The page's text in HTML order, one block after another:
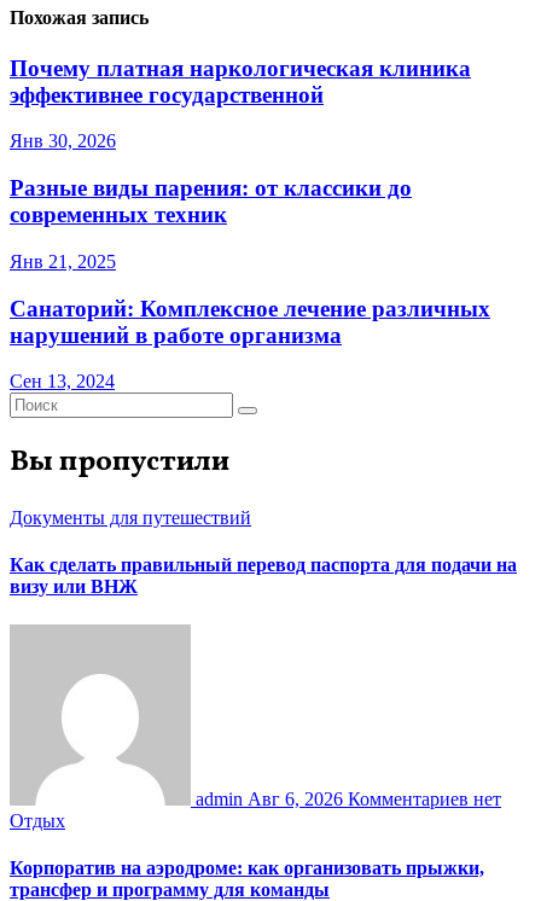
Похожая запись
Почему платная наркологическая клиника
эффективнее государственной
Янв 30, 2026
Разные виды парения: от классики до
современных техник
Янв 21, 2025
Санаторий: Комплексное лечение различных
нарушений в работе организма
Сен 13, 2024
Вы пропустили
Документы для путешествий
Как сделать правильный перевод паспорта для подачи на
визу или ВНЖ
admin Авг 6, 2026 Комментариев нет
Отдых
Корпоратив на аэродроме: как организовать прыжки,
трансфер и программу для команды